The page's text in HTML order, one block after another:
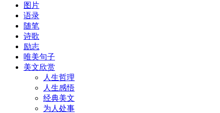
图片
语录
随笔
诗歌
励志
唯美句子
美文欣赏
人生哲理
人生感悟
经典美文
为人处事